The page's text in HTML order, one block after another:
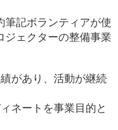
記ボランティアが使
ジェクターの整備事業
があり、活動が継続
ネートを事業目的と